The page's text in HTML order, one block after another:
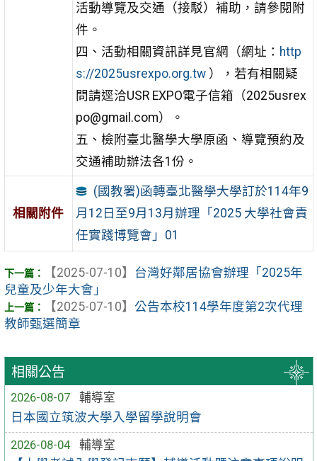
相關公告
2026-08-07
輔導室
日本國立筑波大學入學留學說明會
2026-08-04
輔導室
活動導覽及交通（接駁）補助，請參閱附
件。
四、活動相關資訊詳見官網（網址： http
s://2025usrexpo.org.tw），若有相關疑
問請逕洽USR EXPO電子信箱（2025usrex
po@gmail.com）。
五、檢附臺北醫學大學原函、導覽預約及
交通補助辦法各1份。
相關附件
(國教署)函轉臺北醫學大學訂於114年9
月12日至9月13月辦理「2025 大學社會責
任實踐博覽會」01
【2025-07-10】
台灣好鄰居協會辦理「2025年
兒童及少年大會」
【2025-07-10】 公告本校114學年度第2次代理
教師甄選簡章